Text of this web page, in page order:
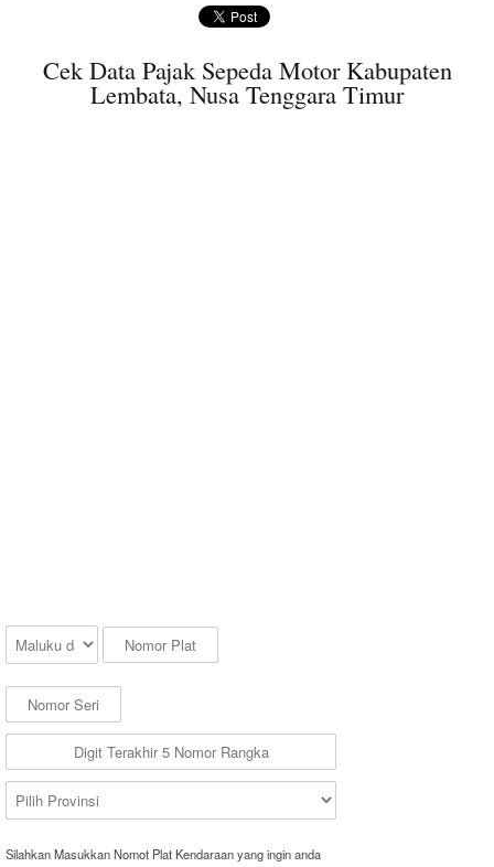
Cek Data Pajak Sepeda Motor Kabupaten
Lembata, Nusa Tenggara Timur
Silahkan Masukkan Nomot Plat Kendaraan yang ingin anda